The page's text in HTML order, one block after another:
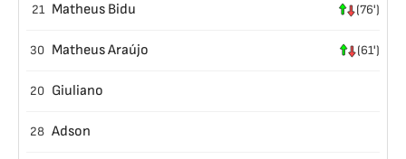
21 Matheus Bidu (76')
30 Matheus Araújo (61')
20 Giuliano
28 Adson